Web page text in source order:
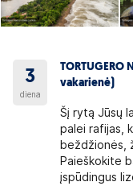
3
diena
TORTUGERO
vakarienė)
Šį rytą Jūsų
palei rafijas,
beždžionės,
Paieškokite
įspūdingus